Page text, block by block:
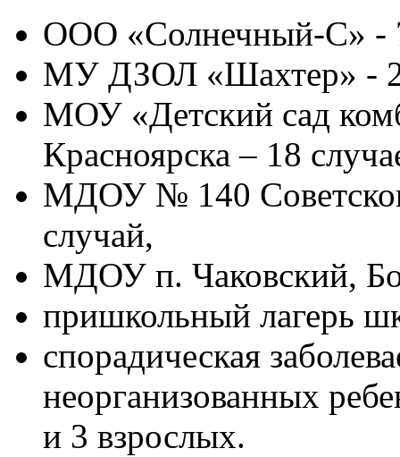
ООО «Солнечный-С» -
МУ ДЗОЛ «Шахтер» -
МОУ «Детский сад
Красноярска – 18
МДОУ № 140
случай,
МДОУ п. Чаковский,
пришкольный лагерь
спорадическая
неорганизованных
и 3 взрослых.